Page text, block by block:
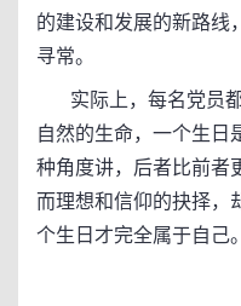
的建设和发展的新路线
寻常。
实际上，每名党员都
自然的生命，一个生日
种角度讲，后者比前者
而理想和信仰的抉择，
个生日才完全属于自己。